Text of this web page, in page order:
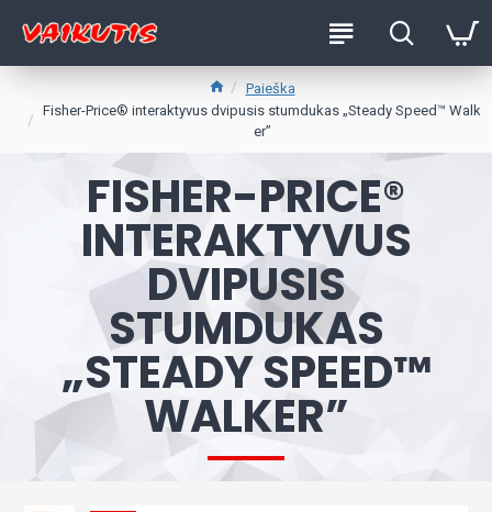
Paieška
Fisher-Price® interaktyvus dvipusis stumdukas „Steady Speed™ Walk
er”
FISHER-PRICE®
INTERAKTYVUS
DVIPUSIS
STUMDUKAS
„STEADY SPEED™
WALKER”